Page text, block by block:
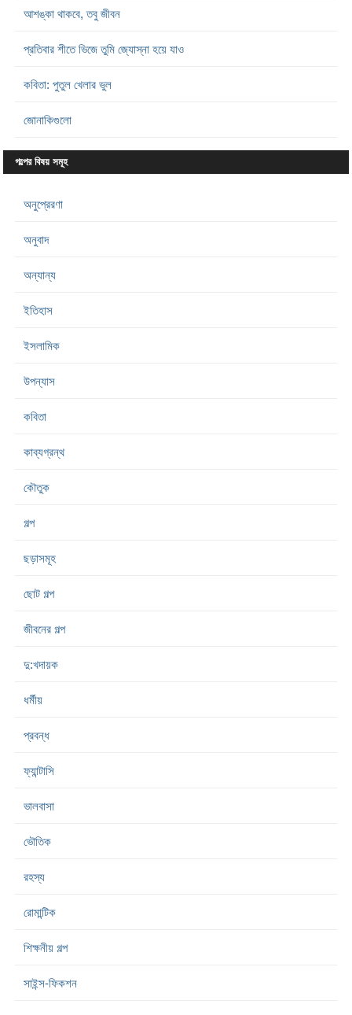
আশঙ্কা থাকবে, তবু জীবন
প্রতিবার শীতে ভিজে তুমি জ্যোস্না হয়ে যাও
কবিতা: পুতুল খেলার ভুল
জোনাকিগুলো
গল্পের বিষয় সমূহ
অনুপ্রেরণা
অনুবাদ
অন্যান্য
ইতিহাস
ইসলামিক
উপন্যাস
কবিতা
কাব্যগ্রন্থ
কৌতুক
গল্প
ছড়াসমূহ
ছোট গল্প
জীবনের গল্প
দু:খদায়ক
ধর্মীয়
প্রবন্ধ
ফ্যান্টাসি
ভালবাসা
ভৌতিক
রহস্য
রোমান্টিক
শিক্ষনীয় গল্প
সাইন্স-ফিকশন